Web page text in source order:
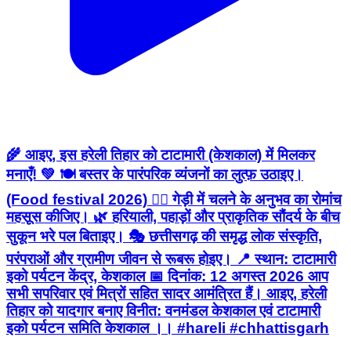
🌾 आइए, इस हरेली तिहार को टाटामारी (केशकाल) में मिलकर
मनाएँ! 💚 🍽️ बस्तर के पारंपरिक व्यंजनों का लुत्फ़ उठाइए।
(Food festival 2026) 🚶‍♂️ गेड़ी में चलने के अनुभव का रोमांच
महसूस कीजिए। 🌿 हरियाली, पहाड़ों और प्राकृतिक सौंदर्य के बीच
सुकून भरे पल बिताइए। 🎭 छत्तीसगढ़ की समृद्ध लोक संस्कृति,
परंपराओं और ग्रामीण जीवन से रूबरू होइए। 📍 स्थान: टाटामारी
इको पर्यटन केंद्र, केशकाल 📅 दिनांक: 12 अगस्त 2026 आप
सभी सपरिवार एवं मित्रों सहित सादर आमंत्रित हैं। आइए, हरेली
तिहार को यादगार बनाए विनीत: वनमंडल केशकाल एवं टाटामारी
इको पर्यटन समिति केशकाल ।। #hareli #chhattisgarh